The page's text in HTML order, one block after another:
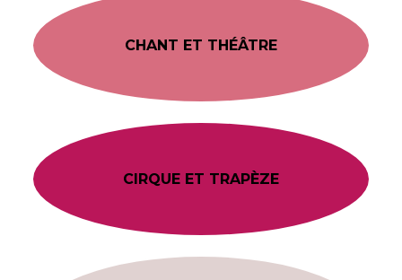
CHANT ET THÉÂTRE
CIRQUE ET TRAPÈZE